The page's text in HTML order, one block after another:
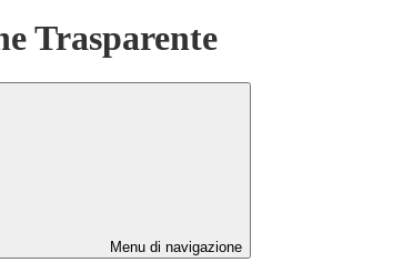
Trasparente
Menu di navigazione